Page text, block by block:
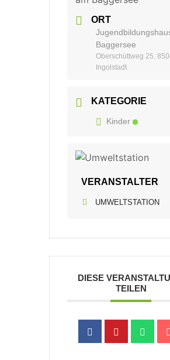
ORT
Baggersee
Oberschüttweg 25,
Ingolstadt
KATEGORIE
Kinder
VERANSTALTER
UMWELTSTATION
DIESE
TEILEN